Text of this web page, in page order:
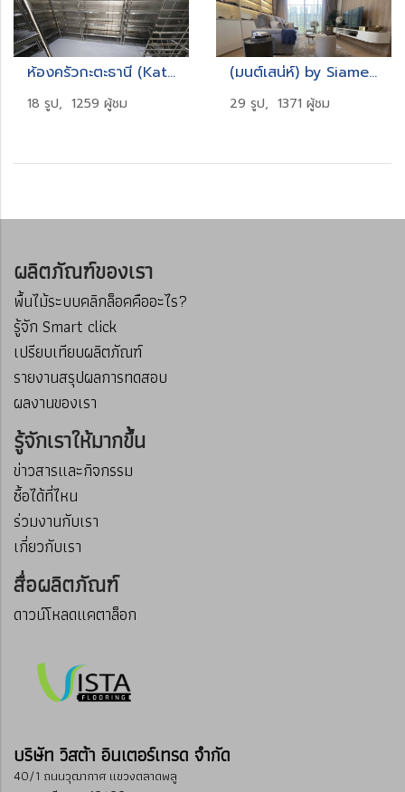
ห้องครัวกะตะธานี (Kata Thani Kitchen)
18 รูป, 1259 ผู้ชม
(มนต์เสน่ห์) by Siamese (Siamese Monsane)
29 รูป, 1371 ผู้ชม
ผลิตภัณฑ์ของเรา
พื้นไม้ระบบคลิกล็อคคืออะไร?
รู้จัก Smart click
เปรียบเทียบผลิตภัณฑ์
รายงานสรุปผลการทดสอบ
ผลงานของเรา
รู้จักเราให้มากขึ้น
ข่าวสารและกิจกรรม
ซื้อได้ที่ไหน
ร่วมงานกับเรา
เกี่ยวกับเรา
สื่อผลิตภัณฑ์
ดาวน์โหลดแคตาล็อก
บริษัท วิสต้า อินเตอร์เทรด จำกัด
40/1 ถนนวุฒากาศ แขวงตลาดพลู